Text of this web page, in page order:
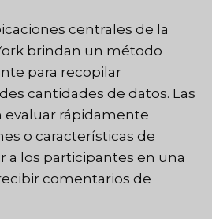
centrales de la
brindan un método
para recopilar
cantidades de datos. Las
rápidamente
o características de
a los participantes en una
comentarios de